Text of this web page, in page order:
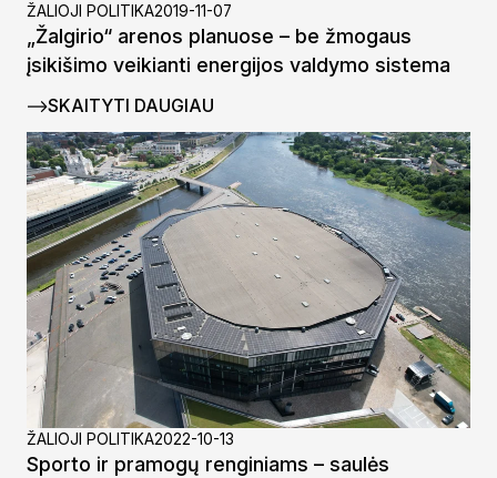
ŽALIOJI POLITIKA2019-11-07
„Žalgirio“ arenos planuose – be žmogaus
įsikišimo veikianti energijos valdymo sistema
SKAITYTI DAUGIAU
ŽALIOJI POLITIKA2022-10-13
Sporto ir pramogų renginiams – saulės